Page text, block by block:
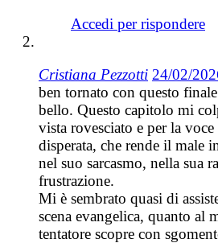
Accedi per rispondere
Cristiana Pezzotti 24/02/
ben tornato con questo
bello. Questo capitolo mi
vista rovesciato e per la
disperata, che rende il male
nel suo sarcasmo, nella sua
frustrazione.
Mi è sembrato quasi di
scena evangelica, quanto al
tentatore scopre con